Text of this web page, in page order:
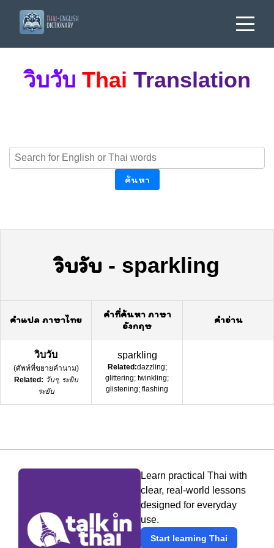
วิบวับ Thai Translation
ค้นหา
วิบวับ - sparkling
คำแปล ภาษาไทย
คำที่ค้นหา ภาษา
อังกฤษ
คำอ่าน
วิบวับ
(ศัพท์ที่ขยายคำนาม)
Related: วับๆ, ระยิบ
ระยับ
sparkling
Related:dazzling;
glittering; twinkling;
glistening; flashing
Learn practical Thai with
clear, real-world lessons
designed for everyday
use.
Start learning Thai